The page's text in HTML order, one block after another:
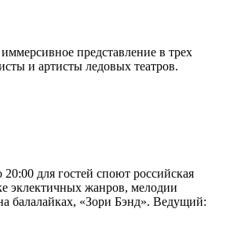
представление в трех
и артисты ледовых театров.
20:00 для гостей споют российская
эклектичных жанров, мелодии
балалайках, «Зори Бэнд». Ведущий: